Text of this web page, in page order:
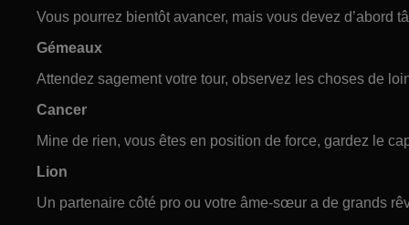
Vous pourrez bientôt avancer, mais vous devez d’abord
Gémeaux
Attendez sagement votre tour, observez les choses de
Cancer
Mine de rien, vous êtes en position de force, gardez le
Lion
Un partenaire côté pro ou votre âme-sœur a de grands